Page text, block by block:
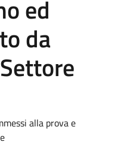
ed
da
alla prova e